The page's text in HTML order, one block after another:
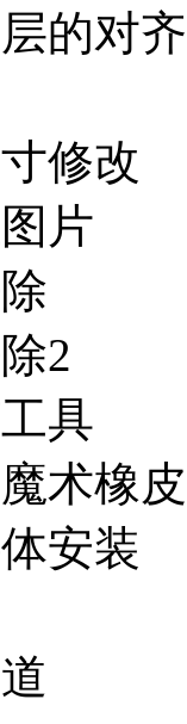
的对
修改
片
2
具
术橡
安装